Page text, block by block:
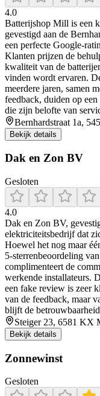
4.0
Batterijshop Mill is een
gevestigd aan de
een perfecte Google-
Klanten prijzen de
kwaliteit van de
vinden wordt ervaren.
meerdere jaren, samen
feedback, duiden op
die zijn belofte van
Bernhardstraat 1a,
Bekijk details
Dak en Zon BV
Gesloten
4.0
Dak en Zon BV,
elektriciteitsbedrijf dat
Hoewel het nog maar
5‑sterrenbeoordeling
complimenteert de
werkende installateurs.
een fake review is zeer
van de feedback, maar
blijft de
Steiger 23, 6581 KX
Bekijk details
Zonnewinst
Gesloten